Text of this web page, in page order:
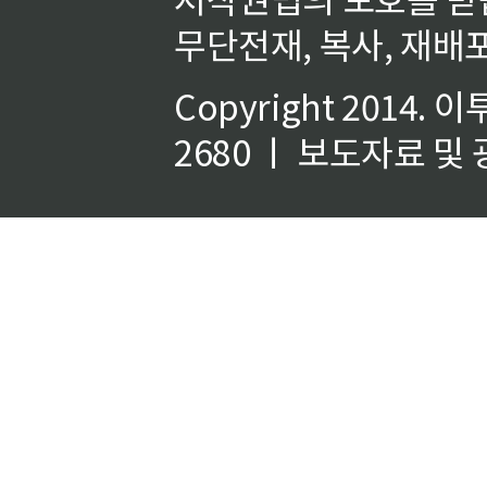
무단전재, 복사, 재배
Copyright 2014. 이
2680 ㅣ 보도자료